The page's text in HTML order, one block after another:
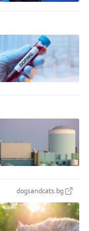
dogsandcats.bg